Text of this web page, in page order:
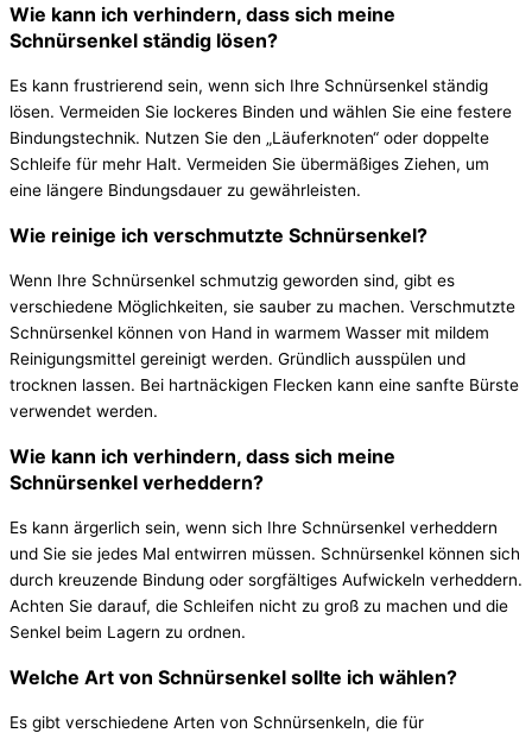
Wie kann ich verhindern, dass sich meine
Schnürsenkel ständig lösen?
Es kann frustrierend sein, wenn sich Ihre Schnürsenkel ständig
lösen. Vermeiden Sie lockeres Binden und wählen Sie eine festere
Bindungstechnik. Nutzen Sie den „Läuferknoten“ oder doppelte
Schleife für mehr Halt. Vermeiden Sie übermäßiges Ziehen, um
eine längere Bindungsdauer zu gewährleisten.
Wie reinige ich verschmutzte Schnürsenkel?
Wenn Ihre Schnürsenkel schmutzig geworden sind, gibt es
verschiedene Möglichkeiten, sie sauber zu machen. Verschmutzte
Schnürsenkel können von Hand in warmem Wasser mit mildem
Reinigungsmittel gereinigt werden. Gründlich ausspülen und
trocknen lassen. Bei hartnäckigen Flecken kann eine sanfte Bürste
verwendet werden.
Wie kann ich verhindern, dass sich meine
Schnürsenkel verheddern?
Es kann ärgerlich sein, wenn sich Ihre Schnürsenkel verheddern
und Sie sie jedes Mal entwirren müssen. Schnürsenkel können sich
durch kreuzende Bindung oder sorgfältiges Aufwickeln verheddern.
Achten Sie darauf, die Schleifen nicht zu groß zu machen und die
Senkel beim Lagern zu ordnen.
Welche Art von Schnürsenkel sollte ich wählen?
Es gibt verschiedene Arten von Schnürsenkeln, die für